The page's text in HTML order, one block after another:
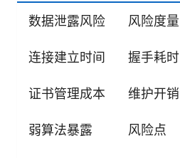
数据泄露风险 风险度量
连接建立时间 握手耗时
证书管理成本 维护开销
弱算法暴露 风险点